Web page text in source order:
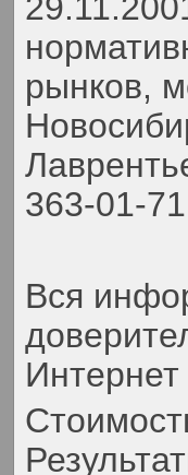
рынков,
363-01-
Вся
Интернет